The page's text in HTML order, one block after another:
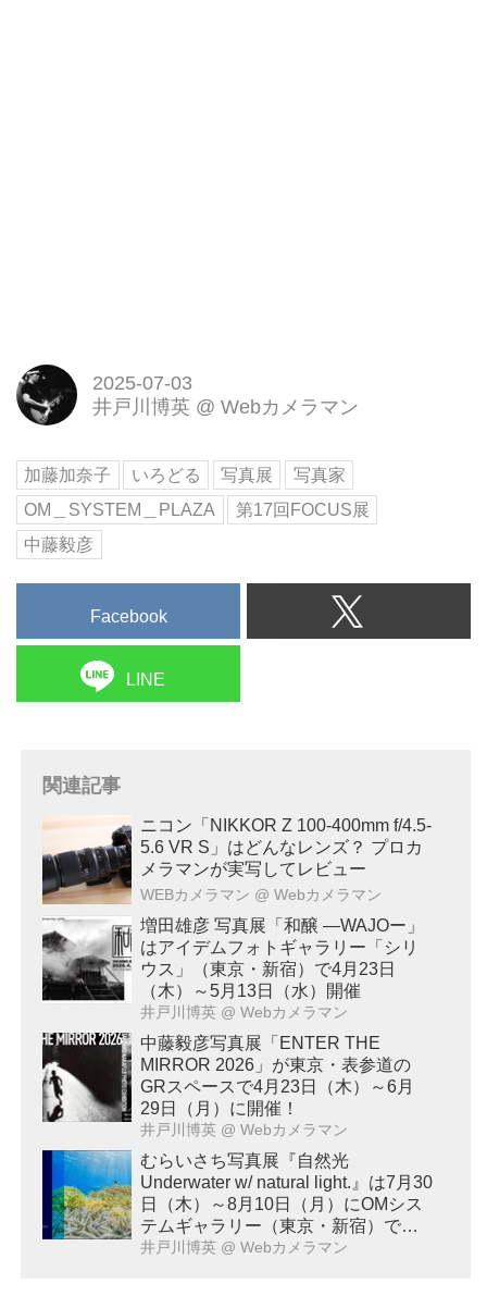
2025-07-03
井戸川博英 @ Webカメラマン
加藤加奈子 いろどる 写真展
写真家
OM＿SYSTEM＿PLAZA
第17回FOCUS展
中藤毅彦
Facebook
LINE
関連記事
ニコン「NIKKOR Z 100-400mm f/4.5-
5.6 VR S」はどんなレンズ？ プロカ
メラマンが実写してレビュー
WEBカメラマン @ Webカメラマン
増田雄彦 写真展「和醸 ―WAJOー」
はアイデムフォトギャラリー「シリ
ウス」（東京・新宿）で4月23日
（木）～5月13日（水）開催
井戸川博英 @ Webカメラマン
中藤毅彦写真展「ENTER THE
MIRROR 2026」が東京・表参道の
GRスペースで4月23日（木）～6月
29日（月）に開催！
井戸川博英 @ Webカメラマン
むらいさち写真展『自然光
Underwater w/ natural light.』は7月30
日（木）～8月10日（月）にOMシス
テムギャラリー（東京・新宿）で開
催！
井戸川博英 @ Webカメラマン